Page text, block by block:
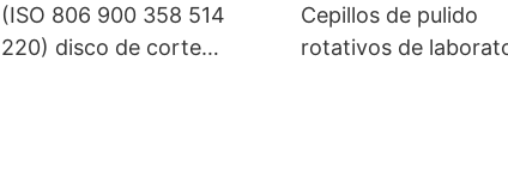
(ISO 806 900 358 514
220) disco de corte
Cepillos de pulido
rotativos de